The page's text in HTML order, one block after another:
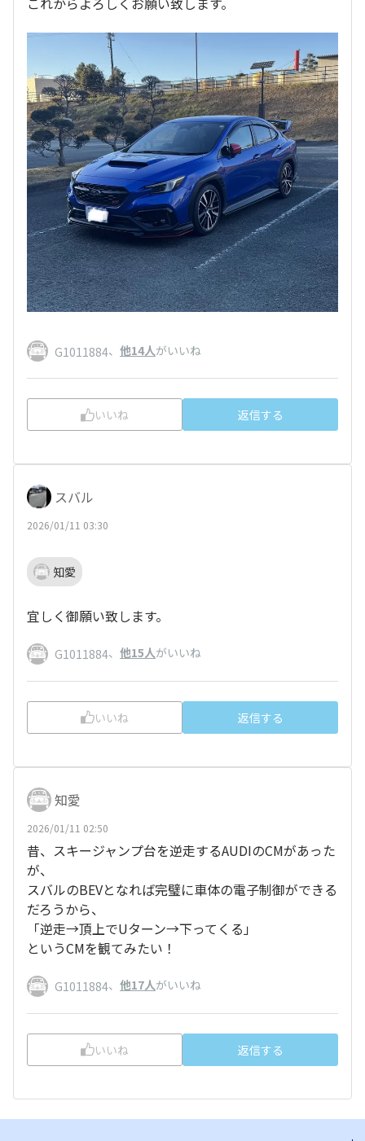
G1011884、 他14人がいいね
いいね 返信する
スバル
2026/01/11 03:30
知愛
宜しく御願い致します。
G1011884、 他15人がいいね
いいね 返信する
知愛
2026/01/11 02:50
昔、スキージャンプ台を逆走するAUDIのCMがあった
が、
スバルのBEVとなれば完璧に車体の電子制御ができる
だろうから、
「逆走→頂上でUターン→下ってくる」
というCMを観てみたい！
G1011884、 他17人がいいね
いいね 返信する